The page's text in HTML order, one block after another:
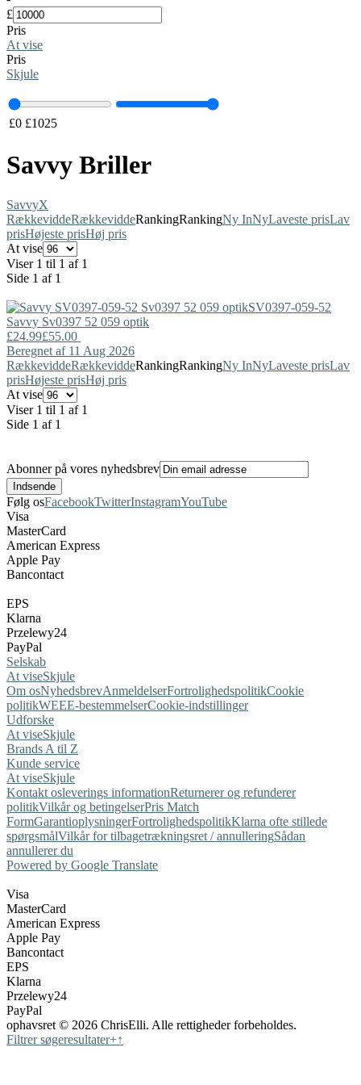
£
Pris
At vise
Pris
Skjule
£0 £1025
Savvy Briller
SavvyX
RækkeviddeRækkeviddeRankingRankingNy InNyLaveste prisLav
prisHøjeste prisHøj pris
At vise
Viser 1 til 1 af 1
Side 1 af 1
SV0397-059-52
Savvy Sv0397 52 059 optik
£24.99£55.00
Beregnet af 11 Aug 2026
RækkeviddeRækkeviddeRankingRankingNy InNyLaveste prisLav
prisHøjeste prisHøj pris
At vise
Viser 1 til 1 af 1
Side 1 af 1
Abonner på vores nyhedsbrev
Følg osFacebookTwitterInstagramYouTube
Visa
MasterCard
American Express
Apple Pay
Bancontact
EPS
Klarna
Przelewy24
PayPal
Selskab
At viseSkjule
Om osNyhedsbrevAnmeldelserFortrolighedspolitikCookie
politikWEEE-bestemmelserCookie-indstillinger
Udforske
At viseSkjule
Brands A til Z
Kunde service
At viseSkjule
Kontakt osleverings informationReturnerer og refunderer
politikVilkår og betingelserPris Match
FormGarantioplysningerFortrolighedspolitikKlarna ofte stillede
spørgsmålVilkår for tilbagetrækningsret / annulleringSådan
annullerer du
Powered by Google Translate
Visa
MasterCard
American Express
Apple Pay
Bancontact
EPS
Klarna
Przelewy24
PayPal
ophavsret © 2026 ChrisElli. Alle rettigheder forbeholdes.
Filtrer søgeresultater+↑